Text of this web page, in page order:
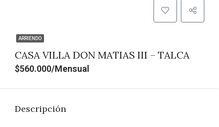
ARRIENDO
CASA VILLA DON MATIAS III – TALCA
$560.000/Mensual
Descripción